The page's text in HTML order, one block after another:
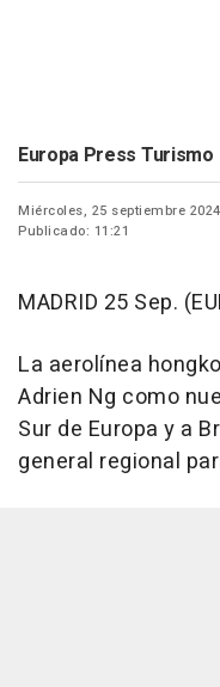
Europa Press Turismo
Miércoles, 25 septiembre 2024
Publicado: 11:21
MADRID 25 Sep.
La aerolínea
Adrien Ng como
Sur de Europa y a
general regional